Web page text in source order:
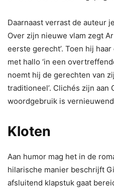
Daarnaast verrast de auteur
Over zijn nieuwe vlam zegt
eerste gerecht’. Toen hij
met hallo ‘in een
noemt hij de gerechten van
traditioneel’. Clichés zijn
woordgebruik is
Kloten
Aan humor mag het in de
hilarische manier beschrijft
afsluitend klapstuk gaat